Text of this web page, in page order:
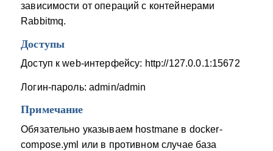
зависимости от операций с контейнерами
Rabbitmq.
Доступы
Доступ к web-интерфейсу: http://127.0.0.1:15672
Логин-пароль: admin/admin
Примечание
Обязательно указываем hostmane в docker-
compose.yml или в противном случае база